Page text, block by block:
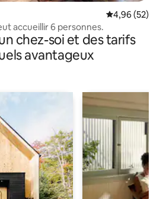
Évaluation
4,96 (52)
accueillir 6 personnes.
chez-soi et des tarifs
avantageux